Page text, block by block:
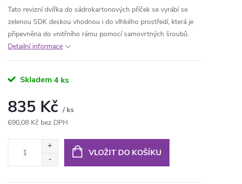
Tato revizní dvířka do sádrokartonových příček se vyrábí se
zelenou SDK deskou vhodnou i do vlhkého prostředí, která je
připevněna do vnitřního rámu pomocí samovrtných šroubů.
Detailní informace
Skladem 4 ks
835 Kč / ks
690,08 Kč bez DPH
VLOŽIT DO KOŠÍKU